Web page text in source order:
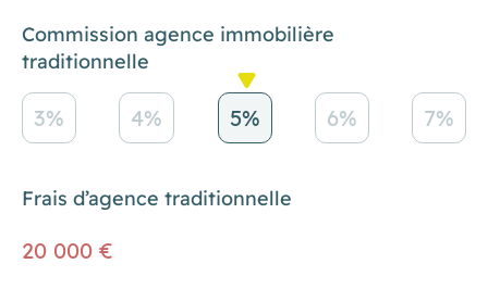
Commission agence immobilière
traditionnelle
3% 4% 5% 6% 7%
Frais d’agence traditionnelle
20 000 €